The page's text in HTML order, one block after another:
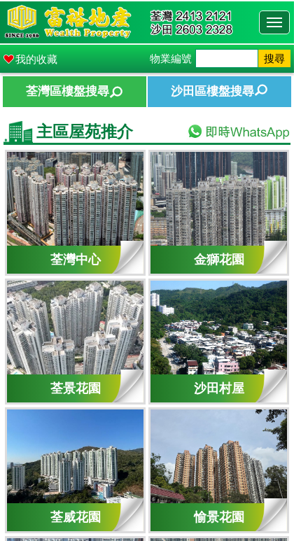
我的收藏 物業編號 搜尋
荃灣區樓盤搜尋 沙田區樓盤搜尋
主區屋苑推介
荃灣中心
荃景花園
荃威花園
金獅花園
沙田村屋
愉景花園